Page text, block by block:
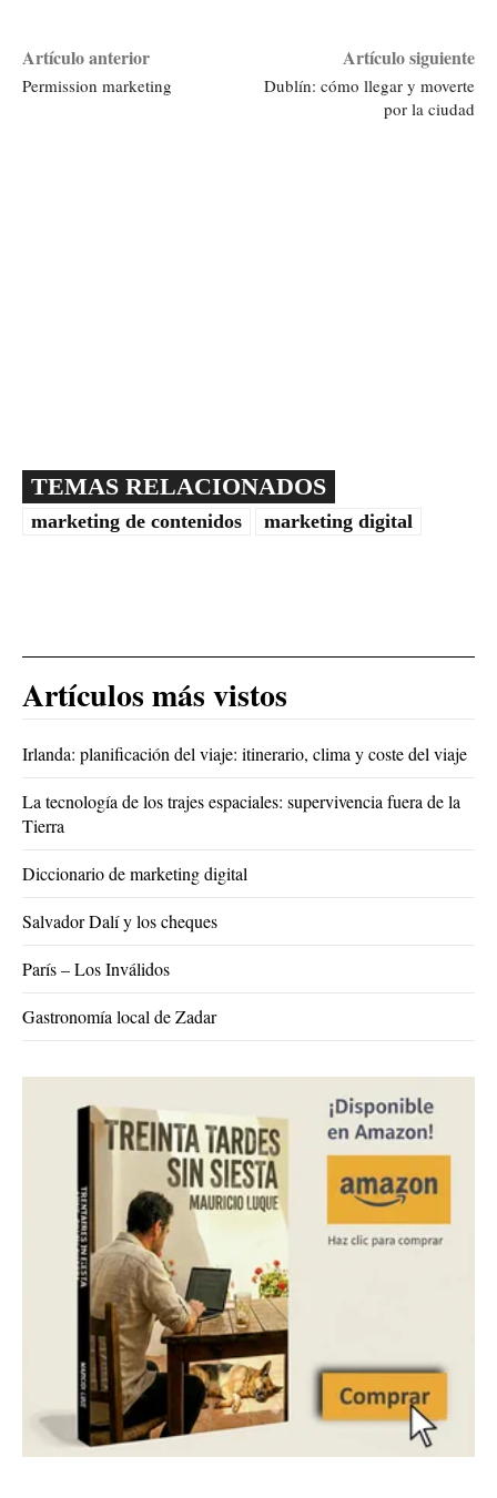
Artículo anterior
Permission marketing
Artículo siguiente
Dublín: cómo llegar y moverte
por la ciudad
TEMAS RELACIONADOS
marketing de contenidos marketing digital
Artículos más vistos
Irlanda: planificación del viaje: itinerario, clima y coste del viaje
La tecnología de los trajes espaciales: supervivencia fuera de la
Tierra
Diccionario de marketing digital
Salvador Dalí y los cheques
París – Los Inválidos
Gastronomía local de Zadar